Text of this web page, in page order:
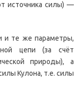
источника силы) —
те же параметры,
цепи (за счёт
природы), а
Кулона, т.е. силы